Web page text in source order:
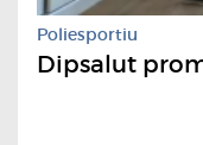
Poliesportiu
Dipsalut